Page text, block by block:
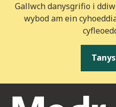
Gallwch danysgrifio i
wybod am ein